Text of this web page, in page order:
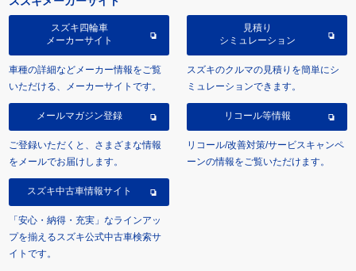
スズキ四輪車
メーカーサイト
車種の詳細などメーカー情報をご覧
いただける、メーカーサイトです。
見積り
シミュレーション
スズキのクルマの見積りを簡単にシ
ミュレーションできます。
メールマガジン登録
ご登録いただくと、さまざまな情報
をメールでお届けします。
リコール等情報
リコール/改善対策/サービスキャンペ
ーンの情報をご覧いただけます。
スズキ中古車情報サイト
「安心・納得・充実」なラインアッ
プを揃えるスズキ公式中古車検索サ
イトです。